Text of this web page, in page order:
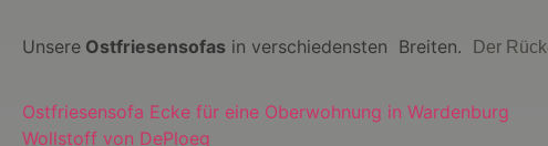
Unsere Ostfriesensofas in verschiedensten Breiten. Der
Ostfriesensofa Ecke für eine Oberwohnung in Wardenburg
Wollstoff von DePloeg